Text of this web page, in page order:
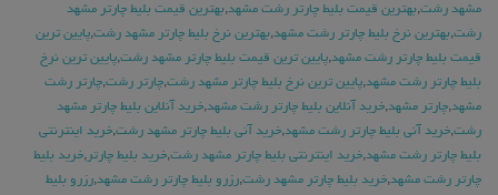
مشهد رشت,بهترین قیمت بلیط چارتر رشت مشهد,بهترین قیمت بلیط چارتر مشهد
رشت,بهترین نرخ بلیط چارتر رشت مشهد,بهترین نرخ بلیط چارتر مشهد رشت,پایین ترین
قیمت بلیط چارتر رشت مشهد,پایین ترین قیمت بلیط چارتر مشهد رشت,پایین ترین نرخ
بلیط چارتر رشت مشهد,پایین ترین نرخ بلیط چارتر مشهد رشت,چارتر رشت,چارتر رشت
مشهد,چارتر مشهد,خرید آنلاین بلیط چارتر رشت مشهد,خرید آنلاین بلیط چارتر مشهد
رشت,خرید آنی بلیط چارتر رشت مشهد,خرید آنی بلیط چارتر مشهد رشت,خرید اینترنتی
بلیط چارتر رشت مشهد,خرید اینترنتی بلیط چارتر مشهد رشت,خرید بلیط چارتر ,خرید بلیط
چارتر رشت مشهد,خرید بلیط چارتر مشهد رشت,رزرو بلیط چارتر رشت مشهد,رزرو بلیط